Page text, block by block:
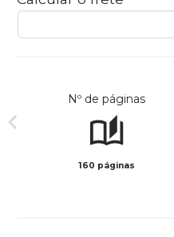
Nº de páginas
160 páginas